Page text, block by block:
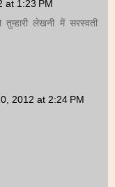
at 1:23 PM
लेखनी में सरस्वती
2012 at 2:24 PM